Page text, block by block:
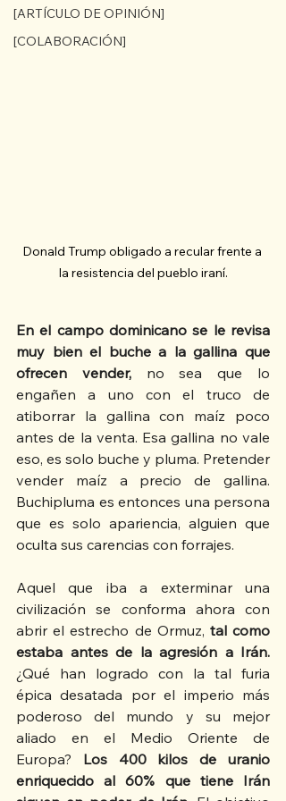
[ARTÍCULO DE OPINIÓN]
[COLABORACIÓN]
Donald Trump obligado a recular frente a
la resistencia del pueblo iraní.
En el campo dominicano se le revisa
muy bien el buche a la gallina que
ofrecen vender, no sea que lo
engañen a uno con el truco de
atiborrar la gallina con maíz poco
antes de la venta. Esa gallina no vale
eso, es solo buche y pluma. Pretender
vender maíz a precio de gallina.
Buchipluma es entonces una persona
que es solo apariencia, alguien que
oculta sus carencias con forrajes.
Aquel que iba a exterminar una
civilización se conforma ahora con
abrir el estrecho de Ormuz, tal como
estaba antes de la agresión a Irán.
¿Qué han logrado con la tal furia
épica desatada por el imperio más
poderoso del mundo y su mejor
aliado en el Medio Oriente de
Europa? Los 400 kilos de uranio
enriquecido al 60% que tiene Irán